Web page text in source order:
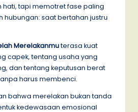
hati, tapi memotret fase paling
hubungan: saat bertahan justru
Merelakanmuterasa kuat
capek, tentang usaha yang
dan tentang keputusan berat
harus membenci.
bahwa merelakan bukan tanda
kedewasaan emosional